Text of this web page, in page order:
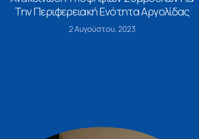
Την Περιφερειακή Ενότητα Αργολίδας
2 Αυγούστου, 2023